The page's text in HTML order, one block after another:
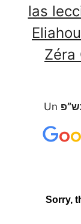
las
Zéra
Un